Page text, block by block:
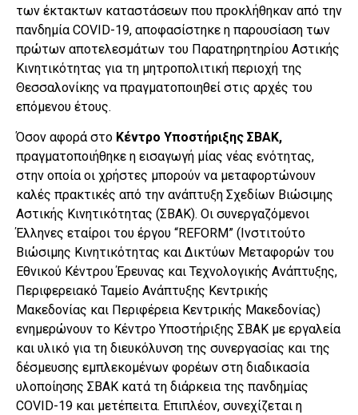
των έκτακτων καταστάσεων που προκλήθηκαν από την
πανδημία COVID-19, αποφασίστηκε η παρουσίαση των
πρώτων αποτελεσμάτων του Παρατηρητηρίου Αστικής
Κινητικότητας για τη μητροπολιτική περιοχή της
Θεσσαλονίκης να πραγματοποιηθεί στις αρχές του
επόμενου έτους.
Όσον αφορά στο Κέντρο Υποστήριξης ΣΒΑΚ,
πραγματοποιήθηκε η εισαγωγή μίας νέας ενότητας,
στην οποία οι χρήστες μπορούν να μεταφορτώνουν
καλές πρακτικές από την ανάπτυξη Σχεδίων Βιώσιμης
Αστικής Κινητικότητας (ΣΒΑΚ). Οι συνεργαζόμενοι
Έλληνες εταίροι του έργου “REFORM” (Ινστιτούτο
Βιώσιμης Κινητικότητας και Δικτύων Μεταφορών του
Εθνικού Κέντρου Έρευνας και Τεχνολογικής Ανάπτυξης,
Περιφερειακό Ταμείο Ανάπτυξης Κεντρικής
Μακεδονίας και Περιφέρεια Κεντρικής Μακεδονίας)
ενημερώνουν το Κέντρο Υποστήριξης ΣΒΑΚ με εργαλεία
και υλικό για τη διευκόλυνση της συνεργασίας και της
δέσμευσης εμπλεκομένων φορέων στη διαδικασία
υλοποίησης ΣΒΑΚ κατά τη διάρκεια της πανδημίας
COVID-19 και μετέπειτα. Επιπλέον, συνεχίζεται η